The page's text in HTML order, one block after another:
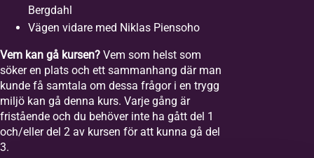
Bergdahl
Vägen vidare med Niklas Piensoho
Vem kan gå kursen? Vem som helst som
söker en plats och ett sammanhang där man
kunde få samtala om dessa frågor i en trygg
miljö kan gå denna kurs. Varje gång är
fristående och du behöver inte ha gått del 1
och/eller del 2 av kursen för att kunna gå del
3.